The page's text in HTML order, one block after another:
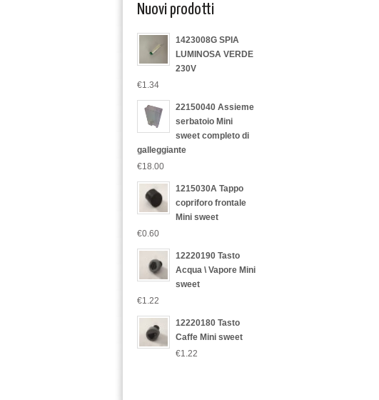
Nuovi prodotti
1423008G SPIA
LUMINOSA VERDE
230V
€1.34
22150040 Assieme
serbatoio Mini
sweet completo di
galleggiante
€18.00
1215030A Tappo
copriforo frontale
Mini sweet
€0.60
12220190 Tasto
Acqua \ Vapore Mini
sweet
€1.22
12220180 Tasto
Caffe Mini sweet
€1.22